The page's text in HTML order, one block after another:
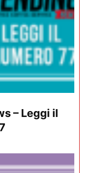
– Leggi il